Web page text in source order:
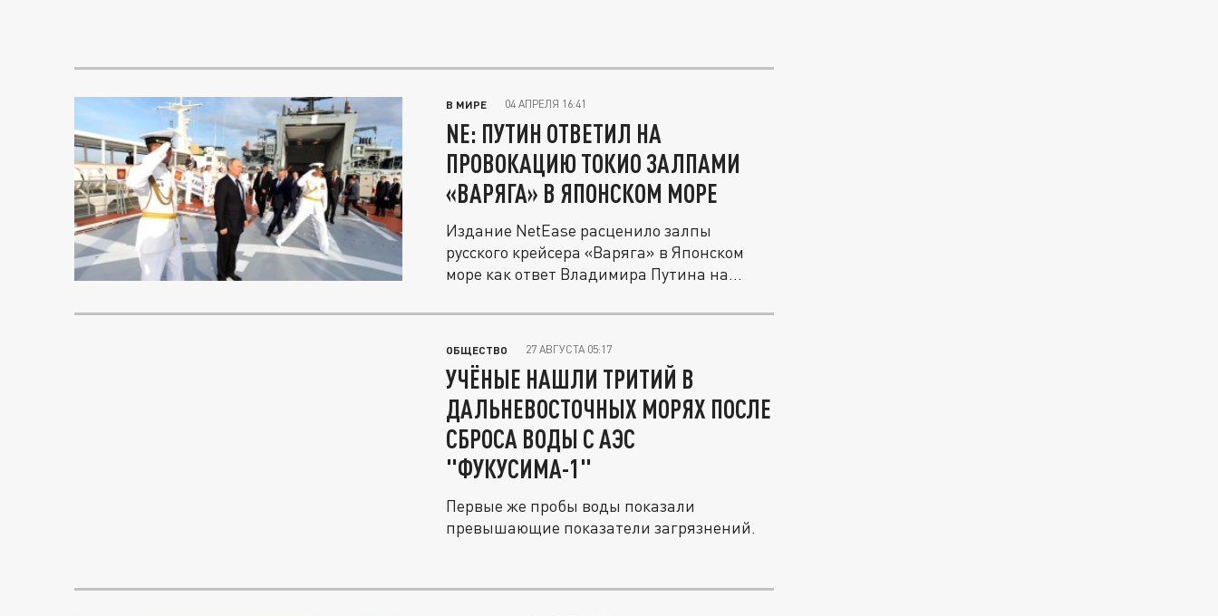
В МИРЕ 04 АПРЕЛЯ 16:41
NE: ПУТИН ОТВЕТИЛ НА
ПРОВОКАЦИЮ ТОКИО ЗАЛПАМИ
«ВАРЯГА» В ЯПОНСКОМ МОРЕ
Издание NetEase расценило залпы
русского крейсера «Варяга» в Японском
море как ответ Владимира Путина на...
ОБЩЕСТВО 27 АВГУСТА 05:17
УЧЁНЫЕ НАШЛИ ТРИТИЙ В
ДАЛЬНЕВОСТОЧНЫХ МОРЯХ ПОСЛЕ
СБРОСА ВОДЫ С АЭС
"ФУКУСИМА-1"
Первые же пробы воды показали
превышающие показатели загрязнений.